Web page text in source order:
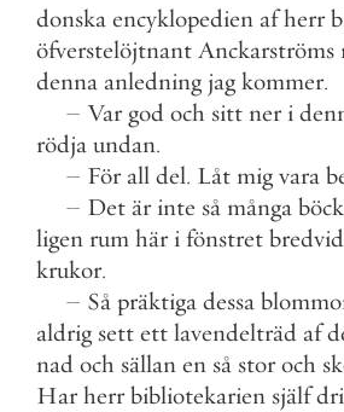
donska encyklopedien af herr
öfverstelöjtnant Anckarströms
denna anledning jag kommer.
– Var god och sitt ner i
rödja undan.
– För all del. Låt mig vara
– Det är inte så många
ligen rum här i fönstret bredvid
krukor.
– Så präktiga dessa
aldrig sett ett lavendelträd af
nad och sällan en så stor och
Har herr bibliotekarien själf